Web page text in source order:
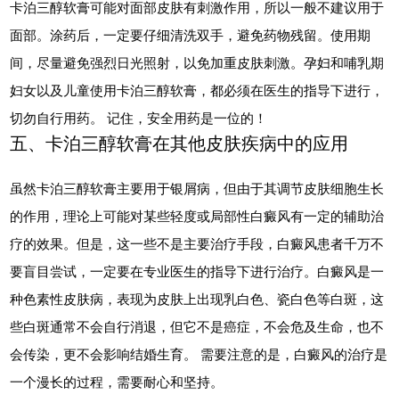
卡泊三醇软膏可能对面部皮肤有刺激作用，所以一般不建议用于
面部。涂药后，一定要仔细清洗双手，避免药物残留。使用期
间，尽量避免强烈日光照射，以免加重皮肤刺激。孕妇和哺乳期
妇女以及儿童使用卡泊三醇软膏，都必须在医生的指导下进行，
切勿自行用药。 记住，安全用药是一位的！
五、卡泊三醇软膏在其他皮肤疾病中的应用
虽然卡泊三醇软膏主要用于银屑病，但由于其调节皮肤细胞生长
的作用，理论上可能对某些轻度或局部性白癜风有一定的辅助治
疗的效果。但是，这一些不是主要治疗手段，白癜风患者千万不
要盲目尝试，一定要在专业医生的指导下进行治疗。白癜风是一
种色素性皮肤病，表现为皮肤上出现乳白色、瓷白色等白斑，这
些白斑通常不会自行消退，但它不是癌症，不会危及生命，也不
会传染，更不会影响结婚生育。 需要注意的是，白癜风的治疗是
一个漫长的过程，需要耐心和坚持。